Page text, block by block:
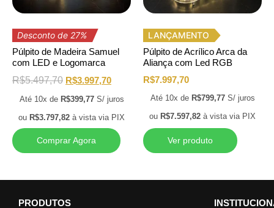
Desconto de 27%
Púlpito de Madeira Samuel
com LED e Logomarca
R$5.497,70 R$3.997,70
Até 10x de R$399,77 S/ juros
ou R$3.797,82 à vista via PIX
Comprar Agora
LANÇAMENTO
Púlpito de Acrílico Arca da
Aliança com Led RGB
R$7.997,70
Até 10x de R$799,77 S/ juros
ou R$7.597,82 à vista via PIX
Ver produto
PRODUTOS